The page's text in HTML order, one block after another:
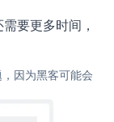
要更多时间，
因为黑客可能会